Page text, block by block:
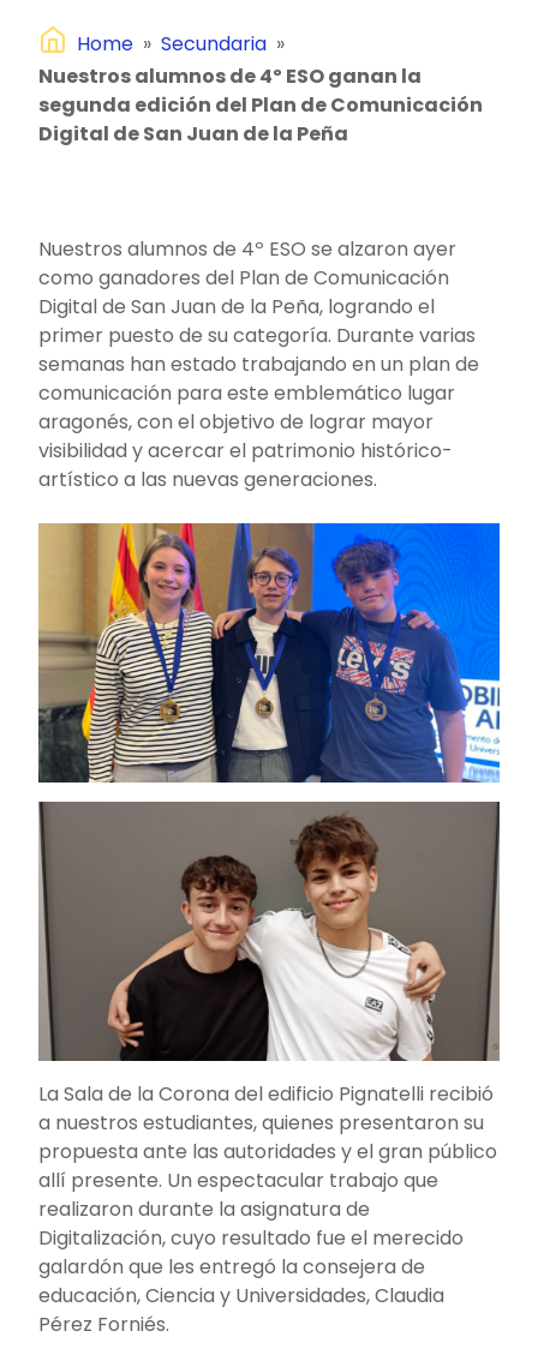
Home » Secundaria »
Nuestros alumnos de 4º ESO ganan la
segunda edición del Plan de Comunicación
Digital de San Juan de la Peña
Nuestros alumnos de 4º ESO se alzaron ayer
como ganadores del Plan de Comunicación
Digital de San Juan de la Peña, logrando el
primer puesto de su categoría. Durante varias
semanas han estado trabajando en un plan de
comunicación para este emblemático lugar
aragonés, con el objetivo de lograr mayor
visibilidad y acercar el patrimonio histórico-
artístico a las nuevas generaciones.
La Sala de la Corona del edificio Pignatelli recibió
a nuestros estudiantes, quienes presentaron su
propuesta ante las autoridades y el gran público
allí presente. Un espectacular trabajo que
realizaron durante la asignatura de
Digitalización, cuyo resultado fue el merecido
galardón que les entregó la consejera de
educación, Ciencia y Universidades, Claudia
Pérez Forniés.